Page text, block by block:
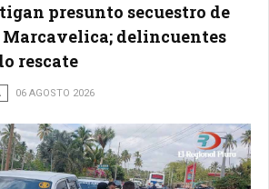
presunto secuestro de
Marcavelica; delincuentes
rescate
06 AGOSTO 2026